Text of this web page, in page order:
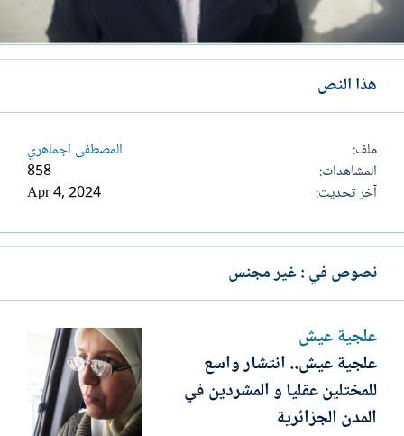
هذا النص
ملف
المصطفى اجماهري
المشاهدات
858
آخر تحديث
Apr 4, 2024
نصوص في : غير مجنس
علجية عيش
علجية عيش.. انتشار واسع
للمختلين عقليا و المشردين في
المدن الجزائرية